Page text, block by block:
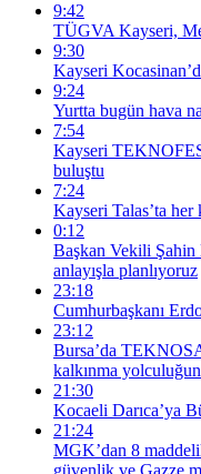
9:42
TÜGVA Kayseri,
9:30
Kayseri
9:24
Yurtta bugün hava
7:54
Kayseri
buluştu
7:24
Kayseri Talas’ta her
0:12
Başkan Vekili Şahin
anlayışla planlıyoruz
23:18
Cumhurbaşkanı
23:12
Bursa’da
kalkınma
21:30
Kocaeli Darıca’ya
21:24
MGK’dan 8
güvenlik ve Gazze